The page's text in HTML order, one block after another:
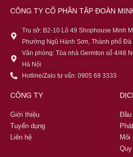
CÔNG TY CỔ PHẦN TẬP ĐOÀN
Trụ sở: B2-10 Lô 49 Shophouse Minh
Phường Ngũ Hành Sơn, Thành phố Đà
Văn phòng: Tòa nhà Germton số 4/48
Hà Nội
Hotline/Zalo tư vấn: 0905 69 3333
CÔNG TY
Giới thiệu
Tuyển dụng
Liên hệ
Môi